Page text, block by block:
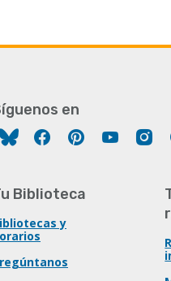
en
FacebookPinterestYouTube
Biblioteca
y